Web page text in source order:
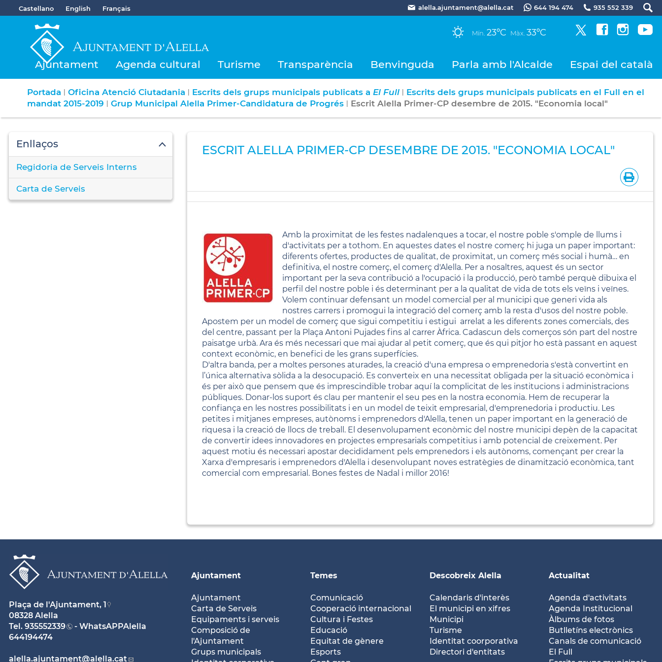
Castellano English Français alella.ajuntament@alella.cat 644 194 474 935 552 339
Mín. 23ºC Màx. 33ºC
Ajuntament Agenda cultural Turisme Transparència Benvinguda Parla amb l'Alcalde Espai del català
Portada | Oficina Atenció Ciutadania | Escrits dels grups municipals publicats a El Full | Escrits dels grups municipals publicats en el Full en el
mandat 2015-2019 | Grup Municipal Alella Primer-Candidatura de Progrés | Escrit Alella Primer-CP desembre de 2015. "Economia local"
Enllaços
Regidoria de Serveis Interns
Carta de Serveis
ESCRIT ALELLA PRIMER-CP DESEMBRE DE 2015. "ECONOMIA LOCAL"
Amb la proximitat de les festes nadalenques a tocar, el nostre poble s'omple de llums i
d'activitats per a tothom. En aquestes dates el nostre comerç hi juga un paper important:
diferents ofertes, productes de qualitat, de proximitat, un comerç més social i humà… en
definitiva, el nostre comerç, el comerç d'Alella. Per a nosaltres, aquest és un sector
important per la seva contribució a l'ocupació i la producció, però també perquè dibuixa el
perfil del nostre poble i és determinant per a la qualitat de vida de tots els veïns i veïnes.
Volem continuar defensant un model comercial per al municipi que generi vida als
nostres carrers i promogui la integració del comerç amb la resta d'usos del nostre poble.
Apostem per un model de comerç que sigui competitiu i estigui arrelat a les diferents zones comercials, des
del centre, passant per la Plaça Antoni Pujades fins al carrer Àfrica. Cadascun dels comerços són part del nostre
paisatge urbà. Ara és més necessari que mai ajudar al petit comerç, que és qui pitjor ho està passant en aquest
context econòmic, en benefici de les grans superfícies.
D'altra banda, per a moltes persones aturades, la creació d'una empresa o emprenedoria s'està convertint en
l’única alternativa sòlida a la desocupació. Es converteix en una necessitat obligada per la situació econòmica i
és per això que pensem que és imprescindible trobar aquí la complicitat de les institucions i administracions
públiques. Donar-los suport és clau per mantenir el seu pes en la nostra economia. Hem de recuperar la
confiança en les nostres possibilitats i en un model de teixit empresarial, d'emprenedoria i productiu. Les
petites i mitjanes empreses, autònoms i emprenedors d'Alella, tenen un paper important en la generació de
riquesa i la creació de llocs de treball. El desenvolupament econòmic del nostre municipi depèn de la capacitat
de convertir idees innovadores en projectes empresarials competitius i amb potencial de creixement. Per
aquest motiu és necessari apostar decididament pels emprenedors i els autònoms, començant per crear la
Xarxa d'empresaris i emprenedors d'Alella i desenvolupant noves estratègies de dinamització econòmica, tant
comercial com empresarial. Bones festes de Nadal i millor 2016!
Ajuntament
Ajuntament
Carta de Serveis
Equipaments i serveis
Composició de
l'Ajuntament
Grups municipals
Temes
Comunicació
Cooperació internacional
Cultura i Festes
Educació
Equitat de gènere
Esports
Descobreix Alella
Calendaris d'interès
El municipi en xifres
Municipi
Turisme
Identitat coorporativa
Directori d'entitats
Actualitat
Agenda d'activitats
Agenda Institucional
Àlbums de fotos
Butlletíns electrònics
Canals de comunicació
El Full
Plaça de l'Ajuntament, 1
08328 Alella
Tel. 935552339
- WhatsAPPAlella
644194474
alella.ajuntament@alella.cat